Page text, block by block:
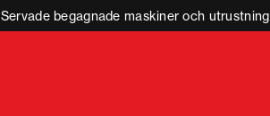
Servade begagnade maskiner och utrustning